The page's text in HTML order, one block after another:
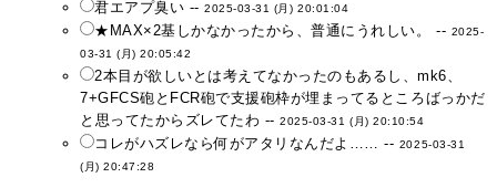
君エアプ臭い --2025-03-31 (月) 20:01:04
★MAX×2基しかなかったから、普通にうれしい。 -- 2025-
03-31 (月) 20:05:42
2本目が欲しいとは考えてなかったのもあるし、mk6、
7+GFCS砲とFCR砲で支援砲枠が埋まってるところばっかだ
と思ってたからズレてたわ --2025-03-31 (月) 20:10:54
コレがハズレなら何がアタリなんだよ…… -- 2025-03-31
(月) 20:47:28